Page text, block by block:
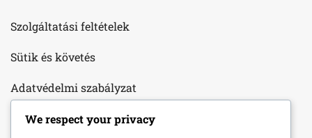
Szolgáltatási feltételek
Sütik és követés
Adatvédelmi szabályzat
Rólunk
We respect your privacy